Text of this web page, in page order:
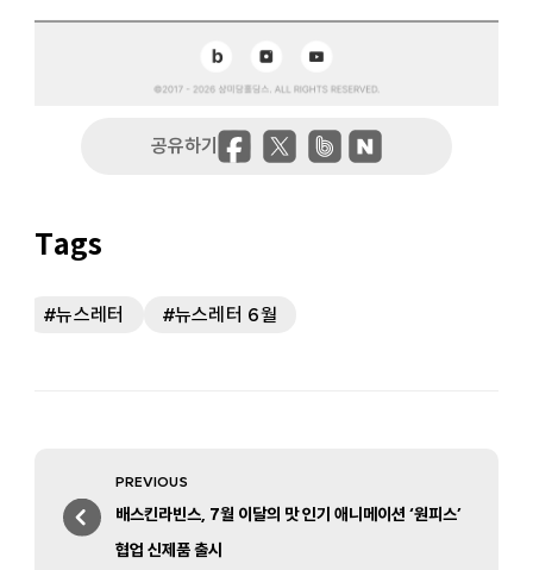
뉴스레터 뉴스레터 6월
navigation
PREVIOUS
Previous
post:
배스킨라빈스, 7월 이달의 맛 인기 애니메이션 ‘원피스’
협업 신제품 출시